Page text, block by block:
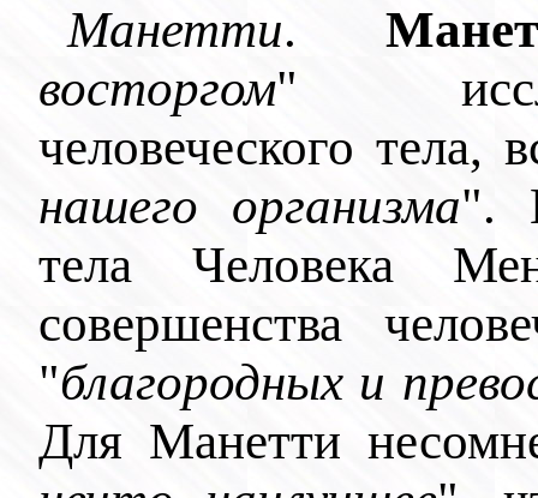
Манетти.
восторгом"
человеческого тела,
нашего организма".
тела Человека
совершенства
"благородных и
Для Манетти